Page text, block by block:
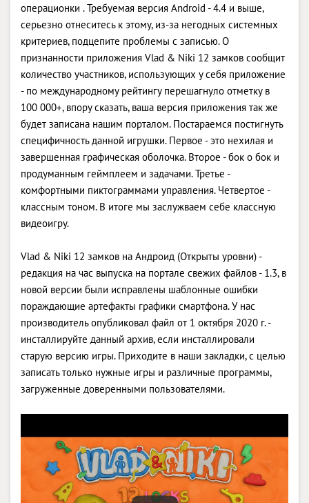
операционки . Требуемая версия Android - 4.4 и выше,
серьезно отнеситесь к этому, из-за негодных системных
критериев, подцепите проблемы с записью. О
признанности приложения Vlad & Niki 12 замков сообщит
количество участников, использующих у себя приложение
- по международному рейтингу перешагнуло отметку в
100 000+, впору сказать, ваша версия приложения так же
будет записана нашим порталом. Постараемся постигнуть
специфичность данной игрушки. Первое - это нехилая и
завершенная графическая оболочка. Второе - бок о бок и
продуманным геймплеем и задачами. Третье -
комфортными пиктограммами управления. Четвертое -
классным тоном. В итоге мы заслужваем себе классную
видеоигру.
Vlad & Niki 12 замков на Андроид (Открыты уровни) -
редакция на час выпуска на портале свежих файлов - 1.3, в
новой версии были исправлены шаблонные ошибки
пораждающие артефакты графики смартфона. У нас
производитель опубликовал файл от 1 октября 2020 г. -
инсталлируйте данный архив, если инсталлировали
старую версию игры. Приходите в наши закладки, с целью
записать только нужные игры и различные программы,
загруженные доверенными пользователями.